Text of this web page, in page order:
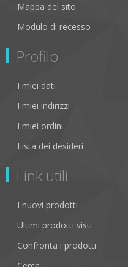
Mappa del sito
Modulo di recesso
Profilo
I miei dati
I miei indirizzi
I miei ordini
Lista dei desideri
Link utili
I nuovi prodotti
Ultimi prodotti visti
Confronta i prodotti